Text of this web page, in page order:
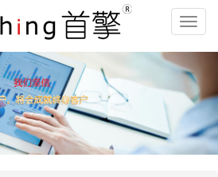
外
贸
网
站
推
广